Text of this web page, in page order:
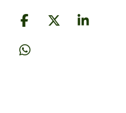
D
l
D
S
D